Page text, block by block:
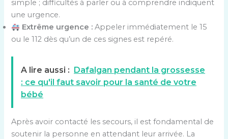
simple ; difficultés à parler ou à comprendre indiquent
une urgence.
Extrême urgence : Appeler immédiatement le 15
ou le 112 dès qu’un de ces signes est repéré.
A lire aussi : Dafalgan pendant la grossesse
: ce qu'il faut savoir pour la santé de votre
bébé
Après avoir contacté les secours, il est fondamental de
soutenir la personne en attendant leur arrivée. La